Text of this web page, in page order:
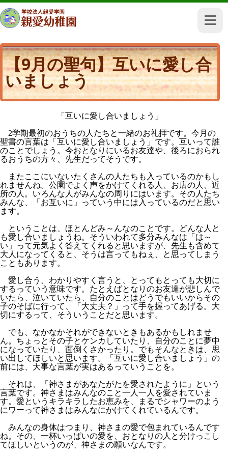
【9月の聖句】互いに愛し合
いましょう
「互いに愛し合いましょう」
2学期最初のおうちの人たちと一緒のお礼拝です。今月の
聖書の言葉は「互いに愛し合いましょう」です。互いって誰
のことでしょう。今おとなりにいるお友達や、後ろにおられ
るおうちの方々、先生だってそうです。
またここにいないたくさんの人たちも入っているのかもし
れませんね。公園でよく声をかけてくれる人、お店の人、近
所の人。いろんな人がみんなの周りにはいます。その人たち
みんな、「お互いに」っていう中には入っているのだと思い
ます。
ということは、ほとんどみ～んなのことです。どんな人と
も愛し合いましょうね。そういわれて多分みんなは「は～
い」って元気よく答えてくれると思いますが、先生も含めて
大人になってくると、そうは言ってもねぇ、と思ってしまう
こともあります。
愛し合う、わかりやすく言うと、とってもとっても大切に
するっていう意味です。たとえばとなりのお友達が悲しんで
いたら、泣いていたら、自分のことはどうでもいいからその
子のそばに行って、「大丈夫？」って手を握ってあげる。大
切にするって、そういうことだと思います。
でも、なかなかそれができないときもあるかもしれませ
ん。ちょっとその子とケンカしていたり、自分のことに夢中
になっていたり、面倒くさかったり。でもそんなときは、思
い出してほしいと思います。「互いに愛し合いましょう」の
前には、大事な言葉が実はあるっていうことを。
それは、「神さまがあなたがたを愛されたように」という
言葉です。神さまはみんなのこと一人一人を愛されていま
す。愛というキラキラしたお恵みを、まるでシャワーのよう
にワーって神さまはみんなにかけてくれているんです。
みんなの身体はつまり、神さまの愛で包まれているんです
ね。その、一杯いっぱいの愛を、おとなりの人と分けっこし
てほしいというのが、神さまの願いなんです。